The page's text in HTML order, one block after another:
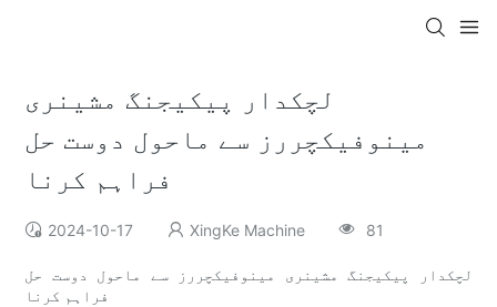
لچکدار پیکیجنگ مشینری
مینوفیکچررز سے ماحول دوست حل
فراہم کرنا
2024-10-17 XingKe Machine 81
لچکدار پیکیجنگ مشینری مینوفیکچررز سے ماحول دوست حل
فراہم کرنا